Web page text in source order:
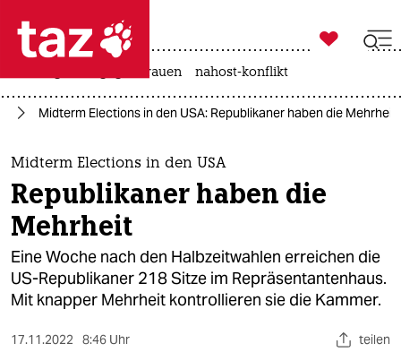
 taz zahl ich
taz zahl ich
themen
politik
öko
gesellschaft

taz zahl ich
gewalt gegen frauen nahost-konflikt
Midterm Elections in den USA: Republikaner haben die Mehrheit
Midterm Elections in den USA
Republikaner haben die
Mehrheit
Eine Woche nach den Halbzeitwahlen erreichen die
US-Republikaner 218 Sitze im Repräsentantenhaus.
Mit knapper Mehrheit kontrollieren sie die Kammer.
17.11.2022 8:46 Uhr teilen